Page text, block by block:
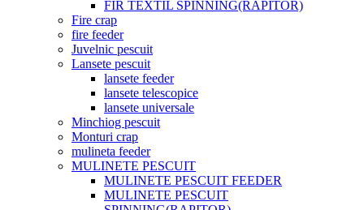
FIR TEXTIL SPINNING(RAPITOR)
Fire crap
fire feeder
Juvelnic pescuit
Lansete pescuit
lansete feeder
lansete telescopice
lansete universale
Minchiog pescuit
Monturi crap
mulineta feeder
MULINETE PESCUIT
MULINETE PESCUIT FEEDER
MULINETE PESCUIT